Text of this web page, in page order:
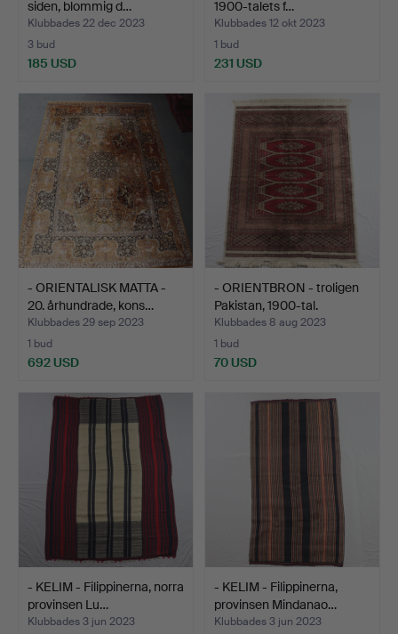
siden, blommig d…
Klubbades 22 dec 2023
3 bud
185 USD
1900-talets f…
Klubbades 12 okt 2023
1 bud
231 USD
- ORIENTALISK MATTA -
20. århundrade, kons…
Klubbades 29 sep 2023
1 bud
692 USD
- ORIENTBRON - troligen
Pakistan, 1900-tal.
Klubbades 8 aug 2023
1 bud
70 USD
- KELIM - Filippinerna, norra
provinsen Lu…
Klubbades 3 jun 2023
- KELIM - Filippinerna,
provinsen Mindanao…
Klubbades 3 jun 2023